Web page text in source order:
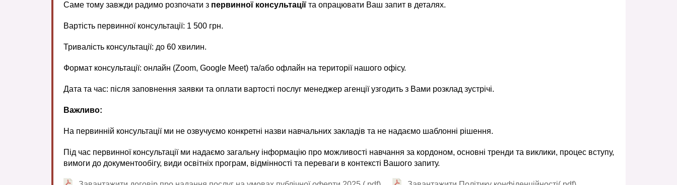
Саме тому завжди радимо розпочати з первинної консультації та опрацювати Ваш запит в деталях.
Вартість первинної консультації: 1 500 грн.
Тривалість консультації: до 60 хвилин.
Формат консультації: онлайн (Zoom, Google Meet) та/або офлайн на території нашого офісу.
Дата та час: після заповнення заявки та оплати вартості послуг менеджер агенції узгодить з Вами розклад зустрічі.
Важливо:
На первинній консультації ми не озвучуємо конкретні назви навчальних закладів та не надаємо шаблонні рішення.
Під час первинної консультації ми надаємо загальну інформацію про можливості навчання за кордоном, основні тренди та виклики, процес вступу,
вимоги до документообігу, види освітніх програм, відмінності та переваги в контексті Вашого запиту.